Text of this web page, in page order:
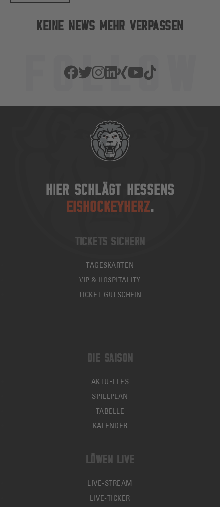
KEINE NEWS MEHR VERPASSEN
HIER SCHLÄGT HESSENS
EISHOCKEYHERZ.
TICKETS SICHERN
TAGESKARTEN
VIP & HOSPITALITY
TICKET-GUTSCHEIN
DIE SAISON
AKTUELLES
SPIELPLAN
TABELLE
KALENDER
LÖWEN LIVE
LIVE-STREAM
LIVE-TICKER